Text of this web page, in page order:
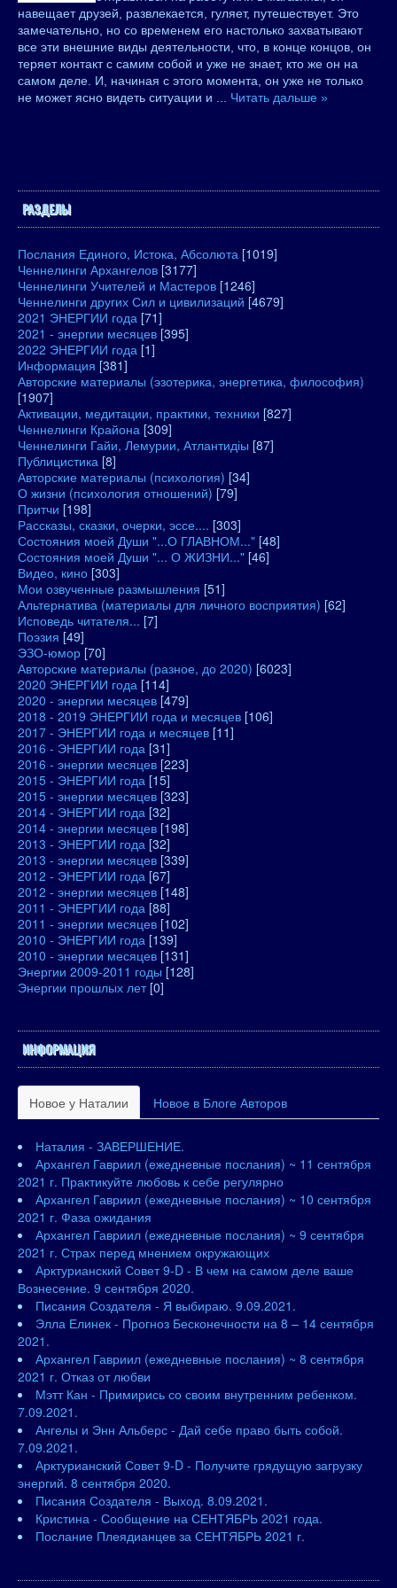
навещает друзей, развлекается, гуляет, путешествует. Это
замечательно, но со временем его настолько захватывают
все эти внешние виды деятельности, что, в конце концов, он
теряет контакт с самим собой и уже не знает, кто же он на
самом деле. И, начиная с этого момента, он уже не только
не может ясно видеть ситуации и
Читать дальше »
РАЗДЕЛЫ
Послания Единого, Истока, Абсолюта [1019]
Ченнелинги Архангелов [3177]
Ченнелинги Учителей и Мастеров [1246]
Ченнелинги других Сил и цивилизаций [4679]
2021 ЭНЕРГИИ года [71]
2021 - энергии месяцев [395]
2022 ЭНЕРГИИ года [1]
Информация [381]
Авторские материалы (эзотерика, энергетика, философия)
[1907]
Активации, медитации, практики, техники [827]
Ченнелинги Крайона [309]
Ченнелинги Гайи, Лемурии, Атлантидіы [87]
Публицистика [8]
Авторские материалы (психология) [34]
О жизни (психология отношений) [79]
Притчи [198]
Рассказы, сказки, очерки, эссе.... [303]
Состояния моей Души "...О ГЛАВНОМ..." [48]
Состояния моей Души "... О ЖИЗНИ..." [46]
Видео, кино [303]
Мои озвученные размышления [51]
Альтернатива (материалы для личного восприятия) [62]
Исповедь читателя... [7]
Поэзия [49]
ЭЗО-юмор [70]
Авторские материалы (разное, до 2020) [6023]
2020 ЭНЕРГИИ года [114]
2020 - энергии месяцев [479]
2018 - 2019 ЭНЕРГИИ года и месяцев [106]
2017 - ЭНЕРГИИ года и месяцев [11]
2016 - ЭНЕРГИИ года [31]
2016 - энергии месяцев [223]
2015 - ЭНЕРГИИ года [15]
2015 - энергии месяцев [323]
2014 - ЭНЕРГИИ года [32]
2014 - энергии месяцев [198]
2013 - ЭНЕРГИИ года [32]
2013 - энергии месяцев [339]
2012 - ЭНЕРГИИ года [67]
2012 - энергии месяцев [148]
2011 - ЭНЕРГИИ года [88]
2011 - энергии месяцев [102]
2010 - ЭНЕРГИИ года [139]
2010 - энергии месяцев [131]
Энергии 2009-2011 годы [128]
Энергии прошлых лет [0]
ИНФОРМАЦИЯ
Новое у Наталии Новое в Блоге Авторов
Наталия - ЗАВЕРШЕНИЕ.
Архангел Гавриил (ежедневные послания) ~ 11 сентября
2021 г. Практикуйте любовь к себе регулярно
Архангел Гавриил (ежедневные послания) ~ 10 сентября
2021 г. Фаза ожидания
Архангел Гавриил (ежедневные послания) ~ 9 сентября
2021 г. Страх перед мнением окружающих
Арктурианский Совет 9-D - В чем на самом деле ваше
Вознесение. 9 сентября 2020.
Писания Создателя - Я выбираю. 9.09.2021.
Элла Елинек - Прогноз Бесконечности на 8 – 14 сентября
2021.
Архангел Гавриил (ежедневные послания) ~ 8 сентября
2021 г. Отказ от любви
Мэтт Кан - Примирись со своим внутренним ребенком.
7.09.2021.
Ангелы и Энн Альберс - Дай себе право быть собой.
7.09.2021.
Арктурианский Совет 9-D - Получите грядущую загрузку
энергий. 8 сентября 2020.
Писания Создателя - Выход. 8.09.2021.
Кристина - Сообщение на СЕНТЯБРЬ 2021 года.
Послание Плеядианцев за СЕНТЯБРЬ 2021 г.